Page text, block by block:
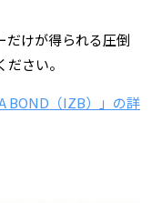
だけが得られる圧倒
さい。
BOND（IZB）」の詳